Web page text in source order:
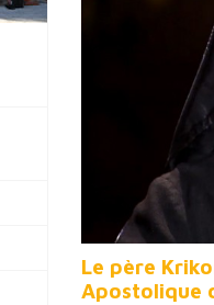
Le père
Apostolique